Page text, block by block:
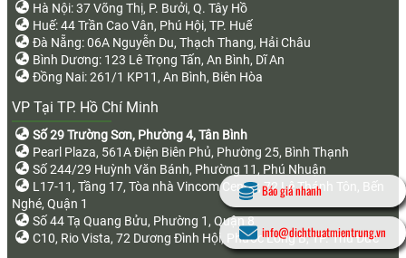
Hà Nội: 37 Võng Thị, P. Bưởi, Q. Tây Hồ
Huế: 44 Trần Cao Vân, Phú Hội, TP. Huế
Đà Nẵng: 06A Nguyễn Du, Thạch Thang, Hải Châu
Bình Dương: 123 Lê Trọng Tấn, An Bình, Dĩ An
Đồng Nai: 261/1 KP11, An Bình, Biên Hòa
VP Tại TP. Hồ Chí Minh
Số 29 Trường Sơn, Phường 4, Tân Bình
Pearl Plaza, 561A Điện Biên Phủ, Phường 25, Bình Thạnh
Số 244/29 Huỳnh Văn Bánh, Phường 11, Phú Nhuận
L17-11, Tầng 17, Tòa nhà Vincom Center, 72 Lê Thánh Tôn, Bến
Nghé, Quận 1
Số 44 Tạ Quang Bửu, Phường 1, Quận 8
C10, Rio Vista, 72 Dương Đình Hội, Phước Long B, TP. Thủ Đức
Báo giá nhanh
info@dichthuatmientrung.vn